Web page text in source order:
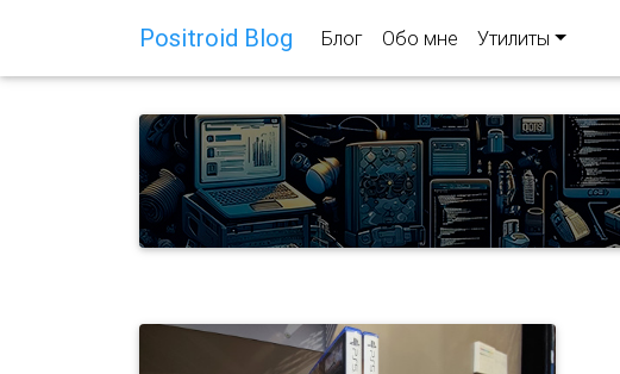
Positroid Blog Блог Обо мне Утилиты